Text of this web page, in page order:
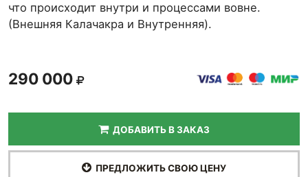
что происходит внутри и процессами вовне.
(Внешняя Калачакра и Внутренняя).
290 000
ДОБАВИТЬ В ЗАКАЗ
ПРЕДЛОЖИТЬ СВОЮ ЦЕНУ